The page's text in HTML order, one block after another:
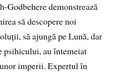
Godbehere demonstrează
să descopere noi
să ajungă pe Lună, dar
psihicului, au întemeiat
imperii. Expertul în